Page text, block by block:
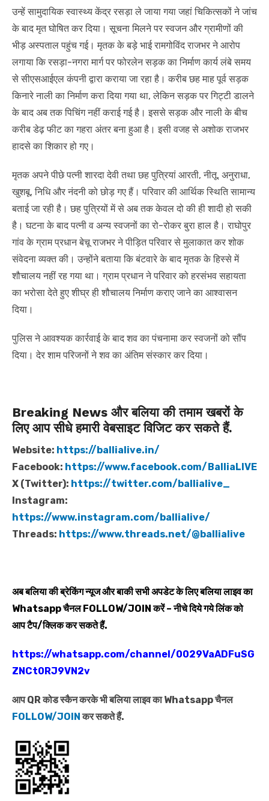
उन्हें सामुदायिक स्वास्थ्य केंद्र रसड़ा ले जाया गया जहां चिकित्सकों ने जांच
के बाद मृत घोषित कर दिया। सूचना मिलने पर स्वजन और ग्रामीणों की
भीड़ अस्पताल पहुंच गई। मृतक के बड़े भाई रामगोविंद राजभर ने आरोप
लगाया कि रसड़ा-नगरा मार्ग पर फोरलेन सड़क का निर्माण कार्य लंबे समय
से सीएसआईएल कंपनी द्वारा कराया जा रहा है। करीब छह माह पूर्व सड़क
किनारे नाली का निर्माण करा दिया गया था, लेकिन सड़क पर गिट्टी डालने
के बाद अब तक पिचिंग नहीं कराई गई है। इससे सड़क और नाली के बीच
करीब डेढ़ फीट का गहरा अंतर बना हुआ है। इसी वजह से अशोक राजभर
हादसे का शिकार हो गए।
मृतक अपने पीछे पत्नी शारदा देवी तथा छह पुत्रियां आरती, नीतू, अनुराधा,
खुशबू, निधि और नंदनी को छोड़ गए हैं। परिवार की आर्थिक स्थिति सामान्य
बताई जा रही है। छह पुत्रियों में से अब तक केवल दो की ही शादी हो सकी
है। घटना के बाद पत्नी व अन्य स्वजनों का रो-रोकर बुरा हाल है। राघोपुर
गांव के ग्राम प्रधान बेचू राजभर ने पीड़ित परिवार से मुलाकात कर शोक
संवेदना व्यक्त की। उन्होंने बताया कि बंटवारे के बाद मृतक के हिस्से में
शौचालय नहीं रह गया था। ग्राम प्रधान ने परिवार को हरसंभव सहायता
का भरोसा देते हुए शीघ्र ही शौचालय निर्माण कराए जाने का आश्वासन
दिया।
पुलिस ने आवश्यक कार्रवाई के बाद शव का पंचनामा कर स्वजनों को सौंप
दिया। देर शाम परिजनों ने शव का अंतिम संस्कार कर दिया।
Breaking News और बलिया की तमाम खबरों के
लिए आप सीधे हमारी वेबसाइट विजिट कर सकते हैं.
Website: https://ballialive.in/
Facebook: https://www.facebook.com/BalliaLIVE
X (Twitter): https://twitter.com/ballialive_
Instagram:
https://www.instagram.com/ballialive/
Threads: https://www.threads.net/@ballialive
अब बलिया की ब्रेकिंग न्यूज और बाकी सभी अपडेट के लिए बलिया लाइव का
WhatsappचैनलFOLLOW/JOINकरें – नीचे दिये गये लिंक को
आप टैप/क्लिक कर सकते हैं.
https://whatsapp.com/channel/0029VaADFuSG
ZNCt0RJ9VN2v
आप QR कोड स्कैन करके भी बलिया लाइव का Whatsapp चैनल
FOLLOW/JOINकर सकते हैं.